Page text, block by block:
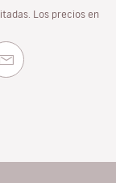
Los precios en